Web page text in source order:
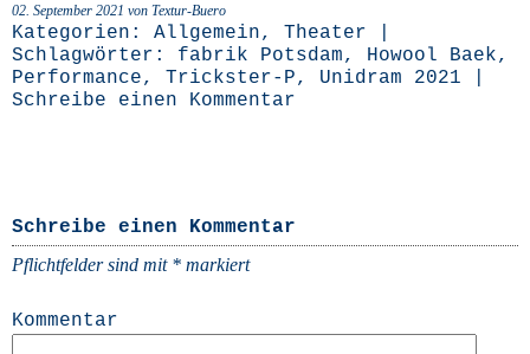
02. September 2021 von Textur-Buero
Kategorien: Allgemein, Theater
Schlagwörter: fabrik Potsdam, Howool Baek,
Performance, Trickster-P, Unidram 2021
Schreibe einen Kommentar
Schreibe einen Kommentar
Pflichtfelder sind mit * markiert
Kommentar